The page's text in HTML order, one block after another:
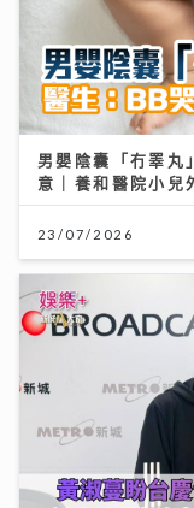
男嬰陰囊「冇睪丸
意｜養和醫院小兒
23/07/2026